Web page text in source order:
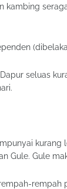
kambing
seluas
Gule. Gule
rempah